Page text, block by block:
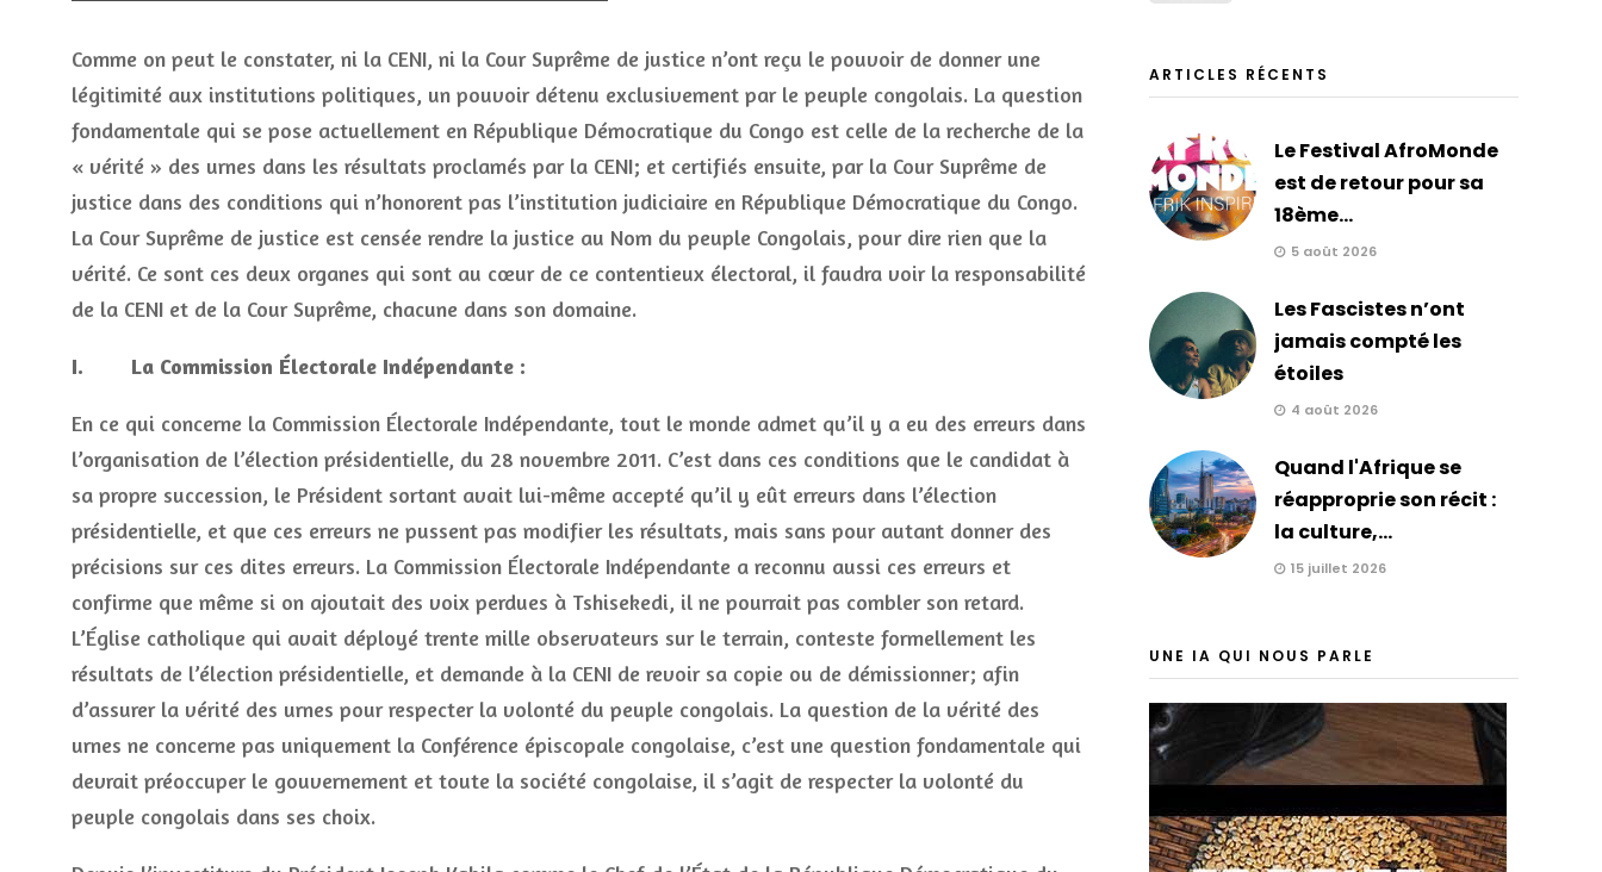
Comme on peut le constater, ni la CENI, ni la Cour Suprême de justice n’ont reçu le pouvoir de donner une
légitimité aux institutions politiques, un pouvoir détenu exclusivement par le peuple congolais. La question
fondamentale qui se pose actuellement en République Démocratique du Congo est celle de la recherche de la
« vérité » des urnes dans les résultats proclamés par la CENI; et certifiés ensuite, par la Cour Suprême de
justice dans des conditions qui n’honorent pas l’institution judiciaire en République Démocratique du Congo.
La Cour Suprême de justice est censée rendre la justice au Nom du peuple Congolais, pour dire rien que la
vérité. Ce sont ces deux organes qui sont au cœur de ce contentieux électoral, il faudra voir la responsabilité
de la CENI et de la Cour Suprême, chacune dans son domaine.
I. La Commission Électorale Indépendante :
En ce qui concerne la Commission Électorale Indépendante, tout le monde admet qu’il y a eu des erreurs dans
l’organisation de l’élection présidentielle, du 28 novembre 2011. C’est dans ces conditions que le candidat à
sa propre succession, le Président sortant avait lui-même accepté qu’il y eût erreurs dans l’élection
présidentielle, et que ces erreurs ne pussent pas modifier les résultats, mais sans pour autant donner des
précisions sur ces dites erreurs. La Commission Électorale Indépendante a reconnu aussi ces erreurs et
confirme que même si on ajoutait des voix perdues à Tshisekedi, il ne pourrait pas combler son retard.
L’Église catholique qui avait déployé trente mille observateurs sur le terrain, conteste formellement les
résultats de l’élection présidentielle, et demande à la CENI de revoir sa copie ou de démissionner; afin
d’assurer la vérité des urnes pour respecter la volonté du peuple congolais. La question de la vérité des
urnes ne concerne pas uniquement la Conférence épiscopale congolaise, c’est une question fondamentale qui
devrait préoccuper le gouvernement et toute la société congolaise, il s’agit de respecter la volonté du
peuple congolais dans ses choix.
ARTICLES RÉCENTS
Le Festival AfroMonde
est de retour pour sa
18ème...
5 août 2026
Les Fascistes n’ont
jamais compté les
étoiles
4 août 2026
Quand l'Afrique se
réapproprie son récit :
la culture,...
15 juillet 2026
UNE IA QUI NOUS PARLE